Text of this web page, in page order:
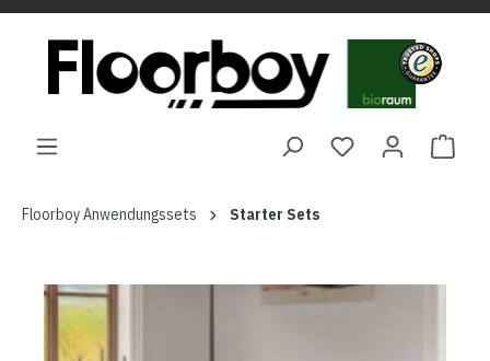
Floorboy Anwendungssets Starter Sets